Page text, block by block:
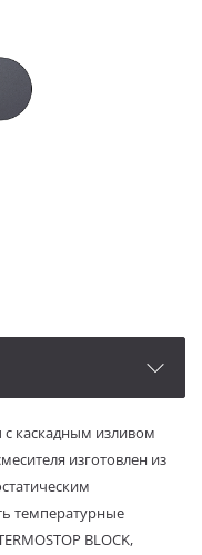
с каскадным изливом
изготовлен из
температурные
BLOCK,